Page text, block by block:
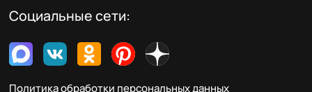
Социальные сети:
Политика обработки персональных данных